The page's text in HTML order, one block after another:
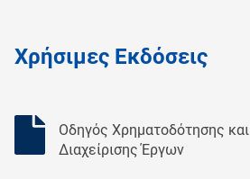
Χρήσιμες Εκδόσεις
Οδηγός Χρηματοδότησης και
Διαχείρισης Έργων